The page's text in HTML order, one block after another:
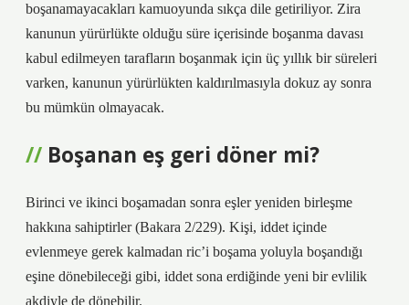
boşanamayacakları kamuoyunda sıkça dile getiriliyor. Zira
kanunun yürürlükte olduğu süre içerisinde boşanma davası
kabul edilmeyen tarafların boşanmak için üç yıllık bir süreleri
varken, kanunun yürürlükten kaldırılmasıyla dokuz ay sonra
bu mümkün olmayacak.
Boşanan eş geri döner mi?
Birinci ve ikinci boşamadan sonra eşler yeniden birleşme
hakkına sahiptirler (Bakara 2/229). Kişi, iddet içinde
evlenmeye gerek kalmadan ric’i boşama yoluyla boşandığı
eşine dönebileceği gibi, iddet sona erdiğinde yeni bir evlilik
akdiyle de dönebilir.